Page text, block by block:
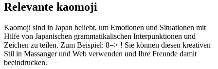
Relevante kaomoji
Kaomoji sind in Japan beliebt, um Emotionen und Situationen mit
Hilfe von Japanischen grammatikalischen Interpunktionen und
Zeichen zu teilen. Zum Beispiel: 8=> ! Sie können diesen kreativen
Stil in Massanger und Web verwenden und Ihre Freunde damit
beeindrucken.